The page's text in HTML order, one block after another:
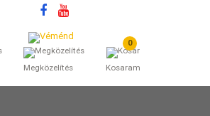
Megközelítés
0
Kosaram